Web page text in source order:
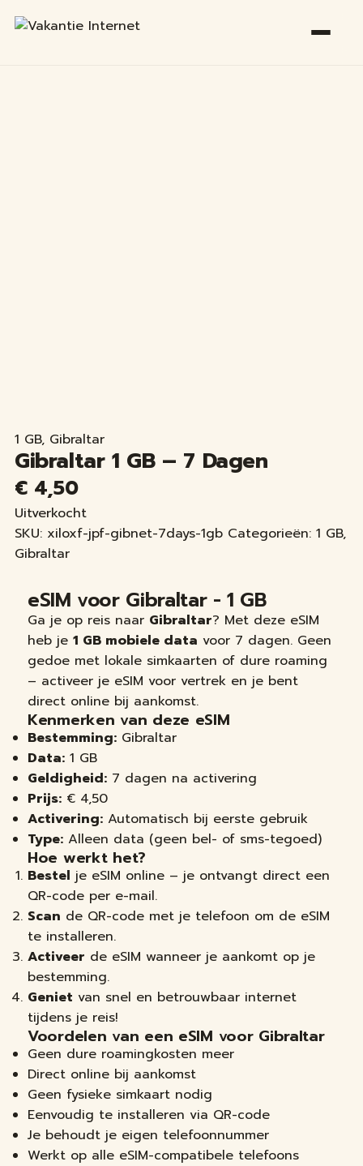
1 GB, Gibraltar
Gibraltar 1 GB – 7 Dagen
€ 4,50
Uitverkocht
SKU: xiloxf-jpf-gibnet-7days-1gb Categorieën: 1 GB,
Gibraltar
eSIM voor Gibraltar - 1 GB
Ga je op reis naar Gibraltar? Met deze eSIM
heb je 1 GB mobiele data voor 7 dagen. Geen
gedoe met lokale simkaarten of dure roaming
– activeer je eSIM voor vertrek en je bent
direct online bij aankomst.
Kenmerken van deze eSIM
Bestemming: Gibraltar
Data: 1 GB
Geldigheid: 7 dagen na activering
Prijs: € 4,50
Activering: Automatisch bij eerste gebruik
Type: Alleen data (geen bel- of sms-tegoed)
Hoe werkt het?
Bestel je eSIM online – je ontvangt direct een
QR-code per e-mail.
Scan de QR-code met je telefoon om de eSIM
te installeren.
Activeer de eSIM wanneer je aankomt op je
bestemming.
Geniet van snel en betrouwbaar internet
tijdens je reis!
Voordelen van een eSIM voor Gibraltar
Geen dure roamingkosten meer
Direct online bij aankomst
Geen fysieke simkaart nodig
Eenvoudig te installeren via QR-code
Je behoudt je eigen telefoonnummer
Werkt op alle eSIM-compatibele telefoons